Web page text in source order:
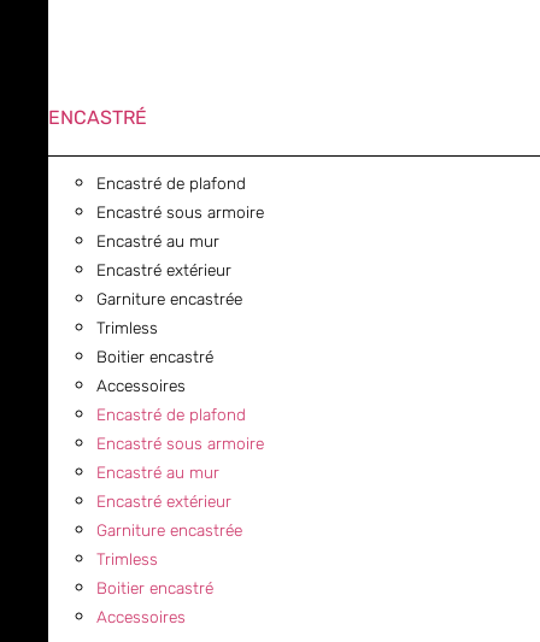
ENCASTRÉ
Encastré de plafond
Encastré sous armoire
Encastré au mur
Encastré extérieur
Garniture encastrée
Trimless
Boitier encastré
Accessoires
Encastré de plafond
Encastré sous armoire
Encastré au mur
Encastré extérieur
Garniture encastrée
Trimless
Boitier encastré
Accessoires